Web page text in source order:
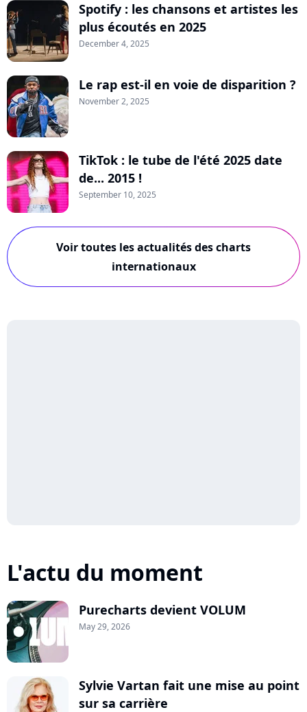
Spotify : les chansons et artistes les
plus écoutés en 2025
December 4, 2025
Le rap est-il en voie de disparition ?
November 2, 2025
TikTok : le tube de l'été 2025 date
de... 2015 !
September 10, 2025
Voir toutes les actualités des charts
internationaux
L'actu du moment
Purecharts devient VOLUM
May 29, 2026
Sylvie Vartan fait une mise au point
sur sa carrière